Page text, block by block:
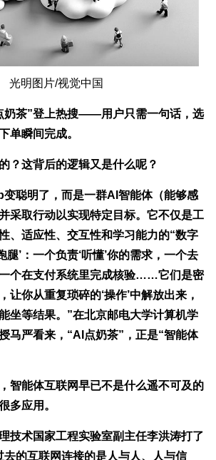
光明图片/视觉中国
奶茶”登上热搜——用户只需一句话，选
单瞬间完成。
这背后的逻辑又是什么呢？
明了，而是一群AI智能体（能够感
采取行动以实现特定目标。它不仅是工
、适应性、交互性和学习能力的“数字
腿’：一个负责‘听懂’你的需求，一个去
个在支付系统里完成核验……它们是密
让你从重复琐碎的‘操作’中解放出来，
坐等结果。”在北京邮电大学计算机学
马严看来，“AI点奶茶”，正是“智能体
能体互联网早已不是什么遥不可及的
多应用。
术国家工程实验室副主任李洪涛打了
去的互联网连接的是人与人、人与信